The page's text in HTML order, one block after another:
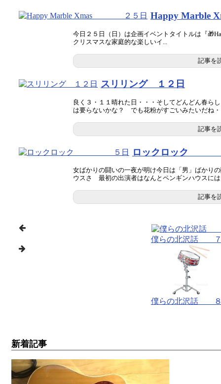
Happy
今日２５日（日）は企画イベントタイトルは『
クリスマスな家庭的な楽しいイ...
記事を
スリリング １２日
良く３・１１晴れた日・・・そしてどんどん春
は要らないかな？ でも花粉がすごいみたいだね・
記事を
ロックロッ
女ばかりの闘いの一夜が明け今日は「男」ばかり
ウスさ 最初の出演者はなんとペンギンハウスには
記事を
僕らの北沢話
僕らの北沢話
新着記事